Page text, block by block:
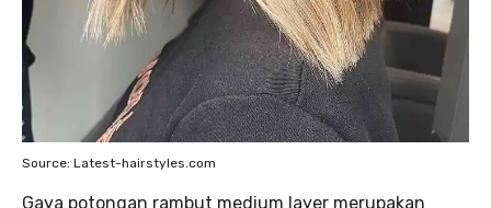
Source: Latest-hairstyles.com
Gaya potongan rambut medium layer merupakan